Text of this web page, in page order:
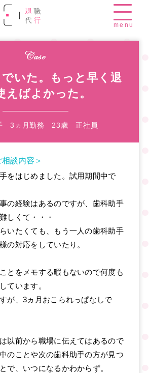
menu
いた。もっと早く退
えばよかった。
3ヵ月勤務 23歳 正社員
談内容＞
をはじめました。試用期間中で
の経験はあるのですが、歯科助手
しくて・・・
いたくても、もう一人の歯科助手
の対応をしていたり。
とをメモする暇もないので何度も
ています。
が、3ヵ月おこられっぱなしで
以前から職場に伝えてはあるので
のことや次の歯科助手の方が見つ
で、いつになるかわからず。